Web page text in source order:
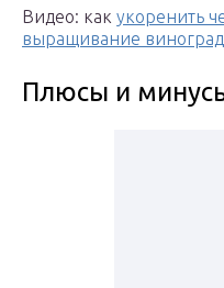
Видео: как укоренить
выращивание
Плюсы и